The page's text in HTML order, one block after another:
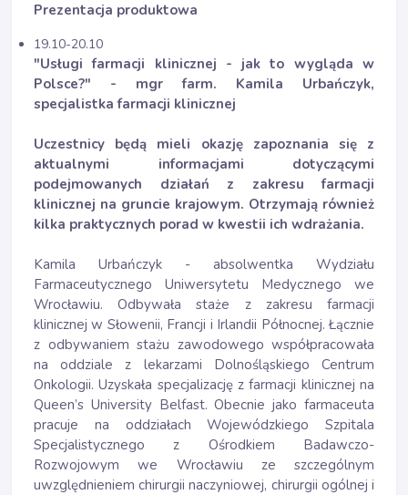
Prezentacja produktowa
19.10-20.10
"Usługi farmacji klinicznej - jak to wygląda w
Polsce?" - mgr farm. Kamila Urbańczyk,
specjalistka farmacji klinicznej
Uczestnicy będą mieli okazję zapoznania się z
aktualnymi informacjami dotyczącymi
podejmowanych działań z zakresu farmacji
klinicznej na gruncie krajowym. Otrzymają również
kilka praktycznych porad w kwestii ich wdrażania.
Kamila Urbańczyk - absolwentka Wydziału
Farmaceutycznego Uniwersytetu Medycznego we
Wrocławiu. Odbywała staże z zakresu farmacji
klinicznej w Słowenii, Francji i Irlandii Północnej. Łącznie
z odbywaniem stażu zawodowego współpracowała
na oddziale z lekarzami Dolnośląskiego Centrum
Onkologii. Uzyskała specjalizację z farmacji klinicznej na
Queen’s University Belfast. Obecnie jako farmaceuta
pracuje na oddziałach Wojewódzkiego Szpitala
Specjalistycznego z Ośrodkiem Badawczo-
Rozwojowym we Wrocławiu ze szczególnym
uwzględnieniem chirurgii naczyniowej, chirurgii ogólnej i